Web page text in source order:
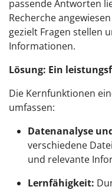
passende Antworten
Recherche
gezielt Fragen stellen
Informationen.
Lösung: Ein
Die Kernfunktionen
umfassen:
Datenanalyse
verschiedene
und relevante
Lernfähigkeit: